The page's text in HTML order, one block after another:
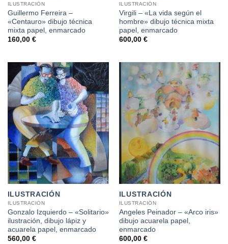
ILUSTRACIÓN
Guillermo Ferreira –
«Centauro» dibujo técnica
mixta papel, enmarcado
160,00 €
ILUSTRACIÓN
Virgili – «La vida según el
hombre» dibujo técnica mixta
papel, enmarcado
600,00 €
ILUSTRACIÓN
ILUSTRACIÓN
Gonzalo Izquierdo – «Solitario»
ilustración, dibujo lápiz y
acuarela papel, enmarcado
560,00 €
ILUSTRACIÓN
ILUSTRACIÓN
Angeles Peinador – «Arco iris»
dibujo acuarela papel,
enmarcado
600,00 €